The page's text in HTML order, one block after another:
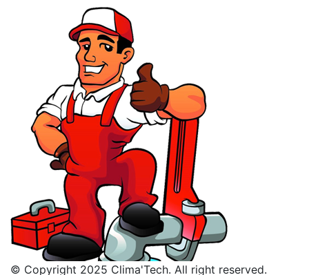
© Copyright 2025 Clima'Tech. All right reserved.